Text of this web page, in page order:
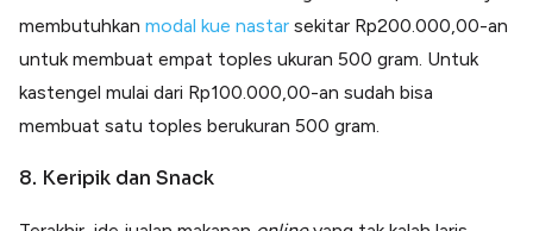
membutuhkan modal kue nastar sekitar Rp200.000,00-an
untuk membuat empat toples ukuran 500 gram. Untuk
kastengel mulai dari Rp100.000,00-an sudah bisa
membuat satu toples berukuran 500 gram.
8. Keripik dan Snack